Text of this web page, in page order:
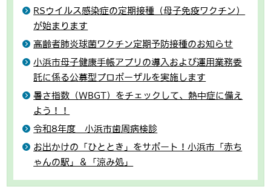
RSウイルス感染症の定期接種（母子免疫ワクチン）
が始まります
高齢者肺炎球菌ワクチン定期予防接種のお知らせ
小浜市母子健康手帳アプリの導入および運用業務委
託に係る公募型プロポーザルを実施します
暑さ指数（WBGT）をチェックして、熱中症に備え
よう！！
令和8年度 小浜市歯周病検診
お出かけの「ひととき」をサポート！小浜市「赤ち
ゃんの駅」＆「涼み処」